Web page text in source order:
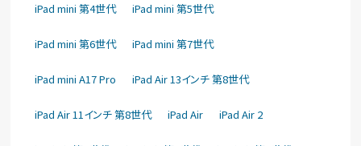
iPad mini 第4世代 iPad mini 第5世代
iPad mini 第6世代 iPad mini 第7世代
iPad mini A17 Pro iPad Air 13インチ 第8世代
iPad Air 11インチ 第8世代 iPad Air iPad Air 2